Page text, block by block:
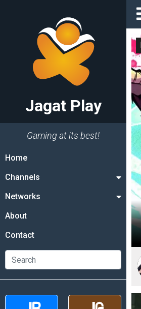
Jagat Play
Gaming at its best!
Home
Channels
Networks
About
Contact